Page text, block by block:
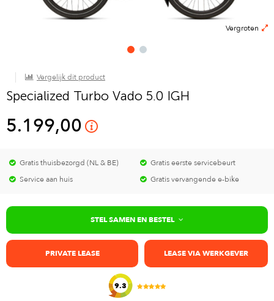
Vergroten
Vergelijk dit product
Specialized Turbo Vado 5.0 IGH
5.199,00
Gratis thuisbezorgd (NL & BE)
Gratis eerste servicebeurt
Service aan huis
Gratis vervangende e-bike
STEL SAMEN EN BESTEL
PRIVATE LEASE LEASE VIA WERKGEVER
9.3